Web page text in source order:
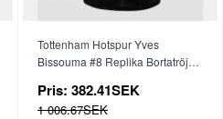
Tottenham Hotspur Yves
Bissouma #8 Replika Bortatröja
Pris: 382.41SEK
1 006.67SEK